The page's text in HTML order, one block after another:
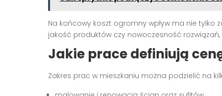
Na końcowy koszt ogromny wpływ ma nie tylko
jakość produktów czy nowoczesność
Jakie prace definiują
Zakres prac w mieszkaniu można podzielić na